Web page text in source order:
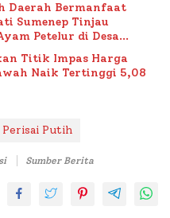
Daerah Bermanfaat
Sumenep Tinjau
Petelur di Desa
Titik Impas Harga
Naik Tertinggi 5,08
Perisai Putih
Sumber Berita